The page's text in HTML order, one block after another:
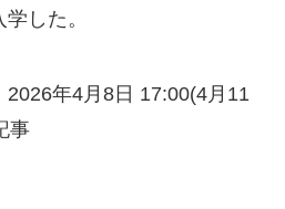
した。
2026年4月8日 17:00(4月11
事